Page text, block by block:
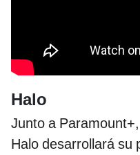
Halo
Junto a
Halo desarrollará su